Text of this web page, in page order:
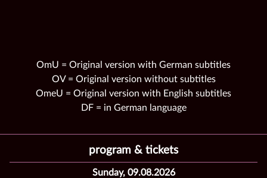
OmU = Original version with German subtitles
OV = Original version without subtitles
OmeU = Original version with English subtitles
DF = in German language
program & tickets
Sunday, 09.08.2026